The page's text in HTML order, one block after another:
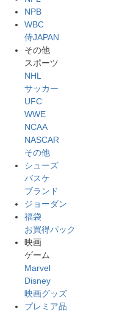
NPB
WBC
侍JAPAN
その他
スポーツ
NHL
サッカー
UFC
WWE
NCAA
NASCAR
その他
シューズ
バスケ
ブランド
ジョーダン
福袋
お買得パック
映画
ゲーム
Marvel
Disney
映画グッズ
プレミア品